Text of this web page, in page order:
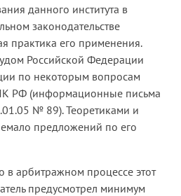
данного института в
законодательстве
практика его применения.
Российской Федерации
по некоторым вопросам
РФ (информационные письма
№ 89). Теоретиками и
предложений по его
в арбитражном процессе этот
предусмотрел минимум